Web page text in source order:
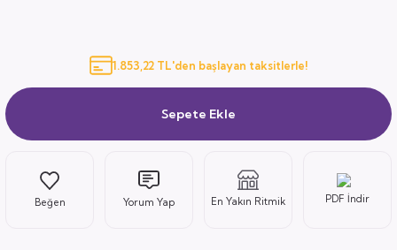
1.853,22 TL'den başlayan taksitlerle!
Sepete Ekle
Yorum Yap En Yakın Ritmik PDF İndir